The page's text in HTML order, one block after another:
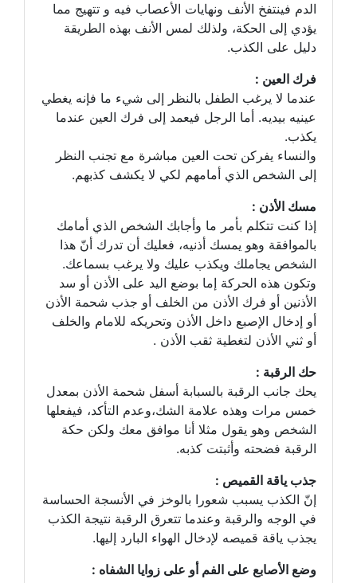
الدم فينتفخ الأنف ونهايات الأعصاب فيه و تتهيج مما
يؤدي إلى الحكة، ولذلك لمس الأنف بهذه الطريقة
دليل على الكذب.
فرك العين :
عندما لا يرغب الطفل بالنظر إلى شيء ما فإنه يغطي
عينيه بيديه. أما الرجل فيعمد إلى فرك العين عندما
يكذب.
والنساء يفركن تحت العين مباشرة مع تجنب النظر
إلى الشخص الذي أمامهم لكي لا يكشف كذبهم.
مسك الأذن :
إذا كنت تتكلم بأمر ما وأجابك الشخص الذي أمامك
بالموافقة وهو يمسك أذنيه، فعليك أن تدرك أنّ هذا
الشخص يجاملك ويكذب عليك ولا يرغب بسماعك.
وتكون هذه الحركة إما بوضع اليد على الأذن أو سد
الأذنين أو فرك الأذن من الخلف أو جذب شحمة الأذن
أو إدخال الإصبع داخل الأذن وتحريكه للامام والخلف
أو ثني الأذن لتغطية ثقب الأذن .
حك الرقبة :
يحك جانب الرقبة بالسبابة أسفل شحمة الأذن بمعدل
خمس مرات وهذه علامة الشك،وعدم التأكد، فيفعلها
الشخص وهو يقول مثلا أنا موافق معك ولكن حكة
الرقبة فضحته وأثبتت كذبه.
جذب ياقة القميص :
إنّ الكذب يسبب شعورا بالوخز في الأنسجة الحساسة
في الوجه والرقبة وعندما تتعرق الرقبة نتيجة الكذب
يجذب ياقة قميصه لإدخال الهواء البارد إليها.
وضع الأصابع على الفم أو على زوايا الشفاه :